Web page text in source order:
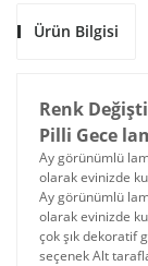
Ürün Bilgisi
Renk
Pilli Gece
Ay görünümlü
olarak evinizde
Ay görünümlü
olarak evinizde
çok şık dekoratif
seçenek Alt